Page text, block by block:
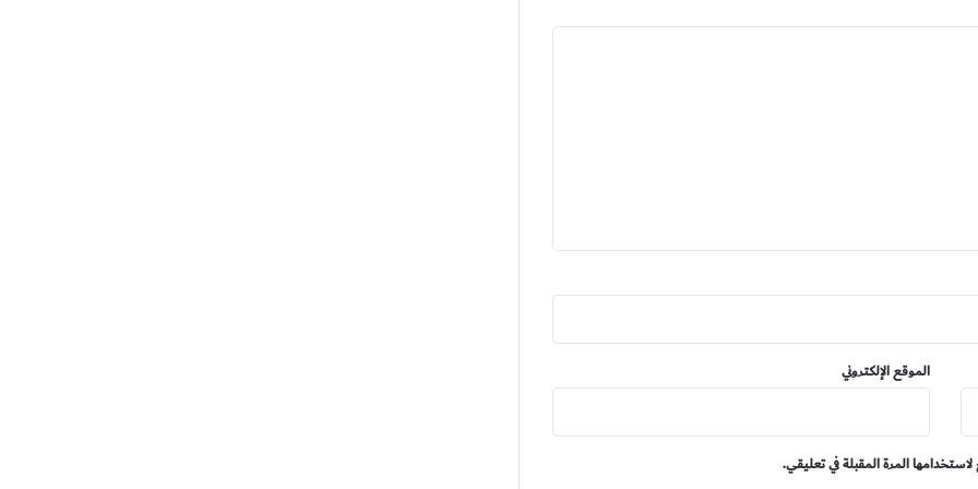
الموقع الإلكتروني
المرة المقبلة في تعليقي.